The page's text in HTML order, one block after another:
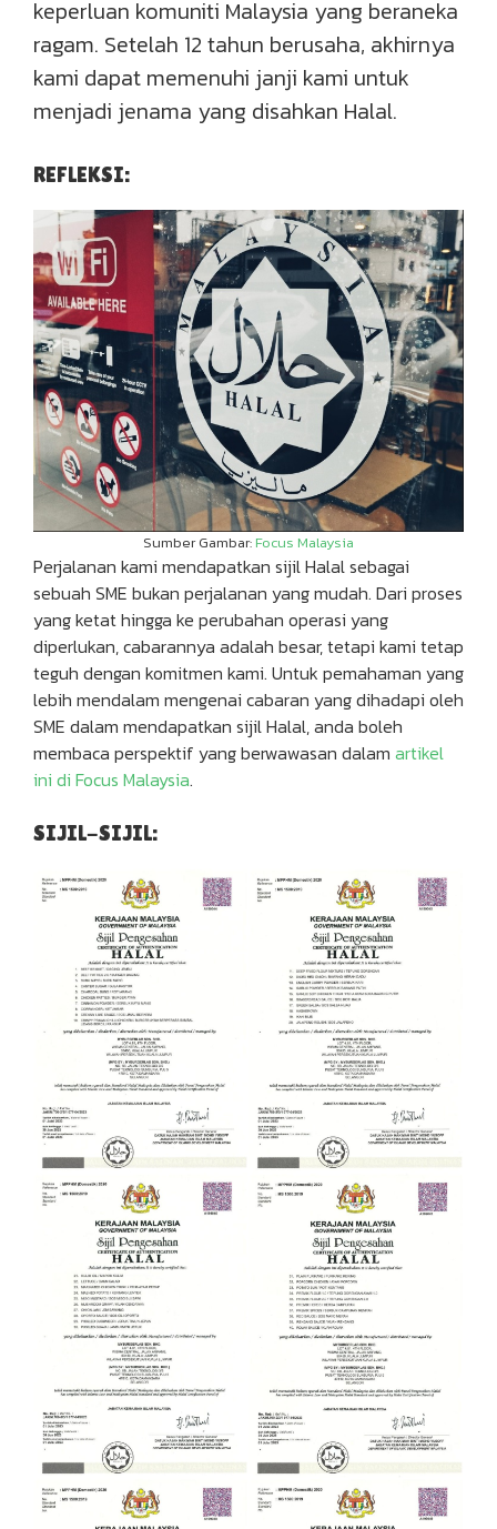
keperluan komuniti Malaysia yang beraneka
ragam. Setelah 12 tahun berusaha, akhirnya
kami dapat memenuhi janji kami untuk
menjadi jenama yang disahkan Halal.
REFLEKSI:
Sumber Gambar: Focus Malaysia
Perjalanan kami mendapatkan sijil Halal sebagai
sebuah SME bukan perjalanan yang mudah. Dari proses
yang ketat hingga ke perubahan operasi yang
diperlukan, cabarannya adalah besar, tetapi kami tetap
teguh dengan komitmen kami. Untuk pemahaman yang
lebih mendalam mengenai cabaran yang dihadapi oleh
SME dalam mendapatkan sijil Halal, anda boleh
membaca perspektif yang berwawasan dalam artikel
ini di Focus Malaysia.
SIJIL-SIJIL: